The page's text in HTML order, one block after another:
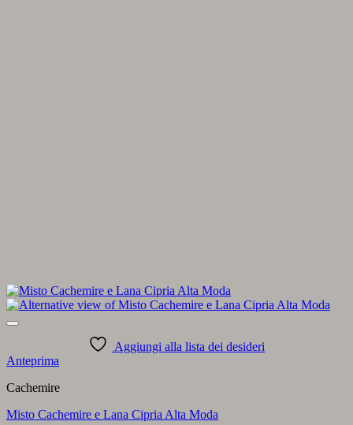
Aggiungi alla lista dei desideri
Anteprima
Cachemire
Misto Cachemire e Lana Cipria Alta Moda